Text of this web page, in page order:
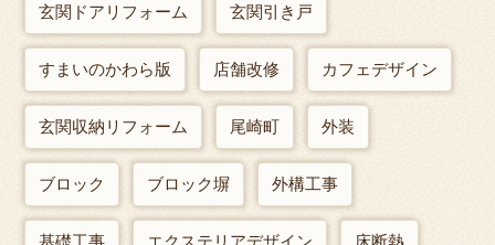
玄関ドアリフォーム 玄関引き戸
すまいのかわら版 店舗改修 カフェデザイン
玄関収納リフォーム 尾崎町 外装
ブロック ブロック塀 外構工事